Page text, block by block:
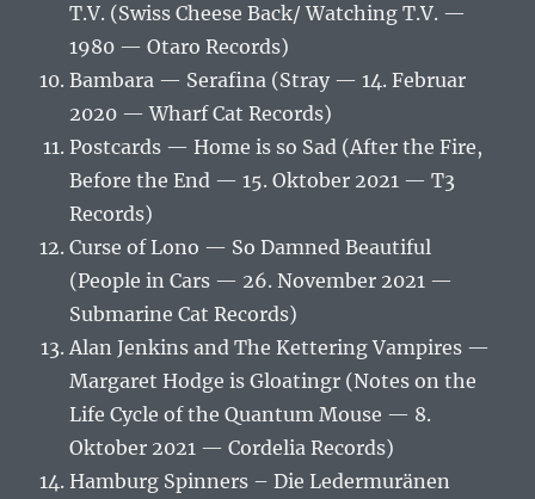
T.V. (Swiss Cheese Back/ Watching T.V. —
1980 — Otaro Records)
Bambara — Serafina (Stray — 14. Februar
2020 — Wharf Cat Records)
Postcards — Home is so Sad (After the Fire,
Before the End — 15. Oktober 2021 — T3
Records)
Curse of Lono — So Damned Beautiful
(People in Cars — 26. November 2021 —
Submarine Cat Records)
Alan Jenkins and The Kettering Vampires —
Margaret Hodge is Gloatingr (Notes on the
Life Cycle of the Quantum Mouse — 8.
Oktober 2021 — Cordelia Records)
Hamburg Spinners – Die Ledermuränen